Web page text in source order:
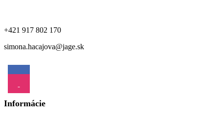
Nos
Onkologické problémy
Ortopedické
problémy
+421 917 802 170
simona.hacajova@jage.sk
Informácie